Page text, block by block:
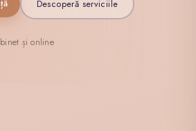
Descoperă serviciile
și online